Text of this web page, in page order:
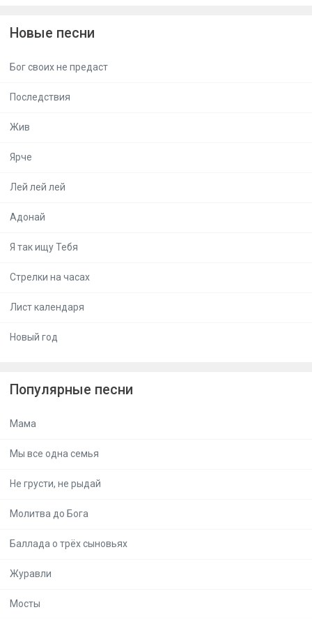
Новые песни
Бог своих не предаст
Последствия
Жив
Ярче
Лей лей лей
Адонай
Я так ищу Тебя
Стрелки на часах
Лист календаря
Новый год
Популярные песни
Мама
Мы все одна семья
Не грусти, не рыдай
Молитва до Бога
Баллада о трёх сыновьях
Журавли
Мосты